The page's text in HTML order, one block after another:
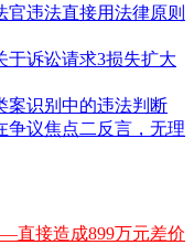
违法直接用法律原则
于诉讼请求3损失扩大
案识别中的违法判断
议焦点二反言，无理
接造成899万元差价